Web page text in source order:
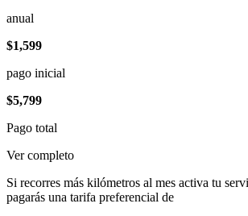
anual
$1,599
pago inicial
$5,799
Pago total
Ver completo
Si recorres más kilómetros al mes activa tu
pagarás una tarifa preferencial de